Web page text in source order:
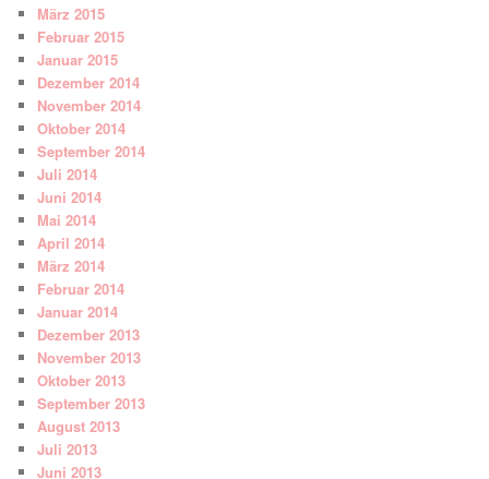
März 2015
Februar 2015
Januar 2015
Dezember 2014
November 2014
Oktober 2014
September 2014
Juli 2014
Juni 2014
Mai 2014
April 2014
März 2014
Februar 2014
Januar 2014
Dezember 2013
November 2013
Oktober 2013
September 2013
August 2013
Juli 2013
Juni 2013